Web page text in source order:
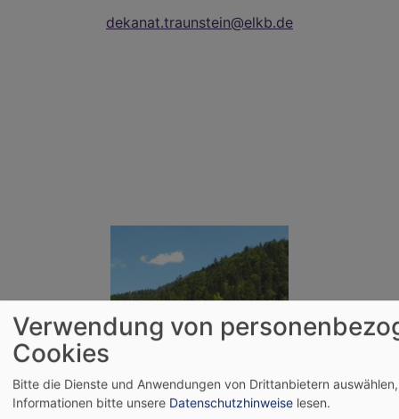
dekanat.traunstein@elkb.de
Bildrechte Evang. Dekanat
Verwendung von
Cookies
Bitte die Dienste und Anwendungen von Drittanbietern
Informationen bitte unsere Datenschutzhinweise lesen.